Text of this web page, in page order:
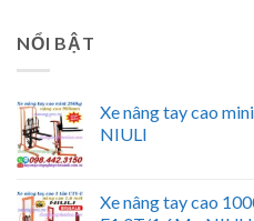
NỔI BẬT
Xe nâng tay cao
NIULI
Xe nâng tay cao